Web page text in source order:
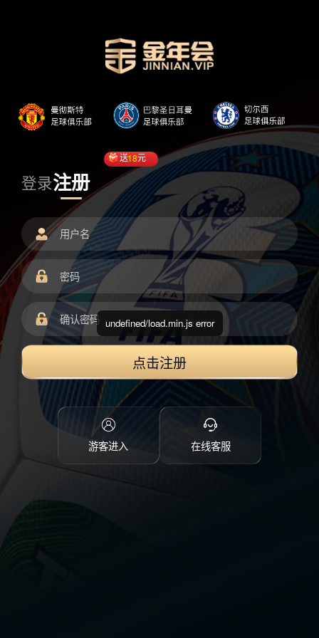
登录注册
送18元
点击注册
游客进入 在线客服
undefined/load.min.js error